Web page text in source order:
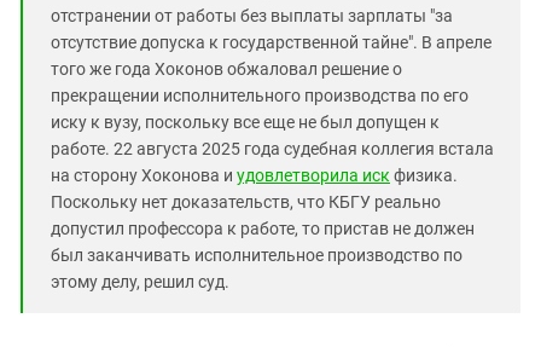
отстранении от работы без выплаты зарплаты "за
отсутствие допуска к государственной тайне". В апреле
того же года Хоконов обжаловал решение о
прекращении исполнительного производства по его
иску к вузу, поскольку все еще не был допущен к
работе. 22 августа 2025 года судебная коллегия встала
на сторону Хоконова и удовлетворила иск физика.
Поскольку нет доказательств, что КБГУ реально
допустил профессора к работе, то пристав не должен
был заканчивать исполнительное производство по
этому делу, решил суд.